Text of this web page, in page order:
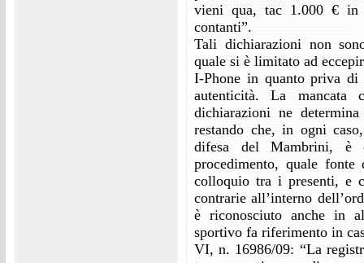
vieni qua, tac 1.000 €
contanti”.
Tali dichiarazioni non
quale si è limitato ad
I-Phone in quanto priva
autenticità. La mancata
dichiarazioni ne
restando che, in ogni
difesa del Mambrini, è
procedimento, quale
colloquio tra i presenti, e
contrarie all’interno
è riconosciuto anche in
sportivo fa riferimento in
VI, n. 16986/09: “La